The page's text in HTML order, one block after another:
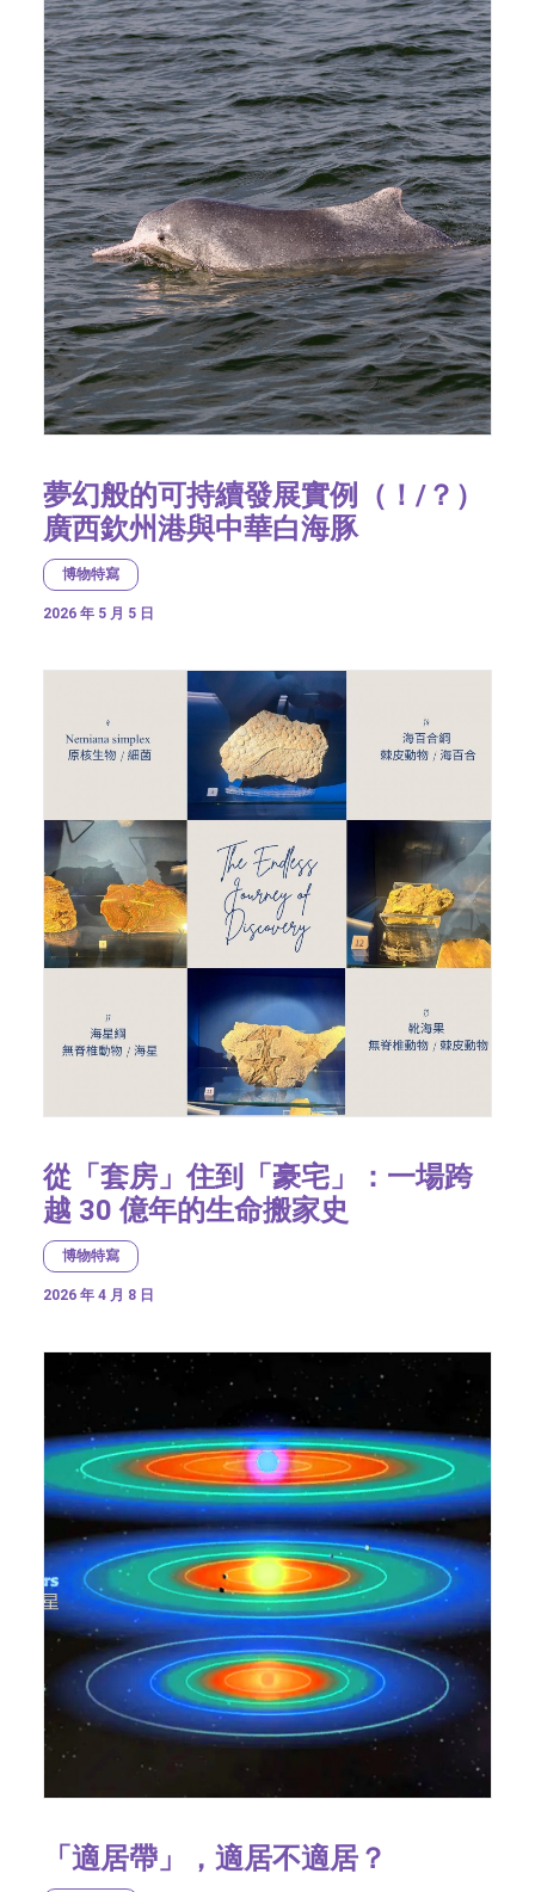
夢幻般的可持續發展實例（！/？）
廣西欽州港與中華白海豚
博物特寫
2026 年 5 月 5 日
從「套房」住到「豪宅」：一場跨
越 30 億年的生命搬家史
博物特寫
2026 年 4 月 8 日
「適居帶」，適居不適居？